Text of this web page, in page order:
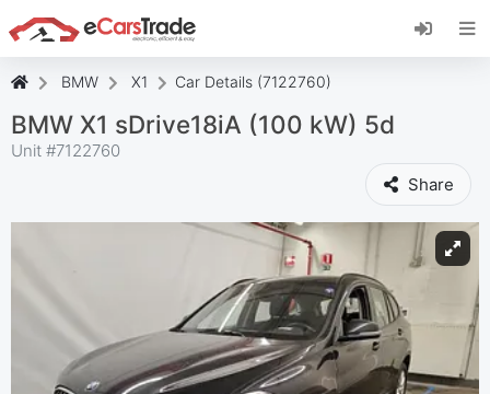
Installieren Sie die eCarsTrade-App, fügen Sie
sie zu Ihrem Startbildschirm hinzu und erhalten
BMW X1 Car Details (7122760)
BMW X1 sDrive18iA (100 kW) 5d
Unit #7122760
Share